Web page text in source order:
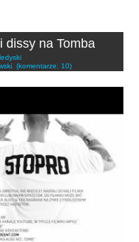
dissy na Tomba
(komentarze: 10)